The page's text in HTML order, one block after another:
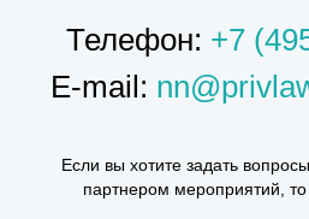
Телефон: +7
E-mail:
Если вы хотите задать
партнером мероприятий,